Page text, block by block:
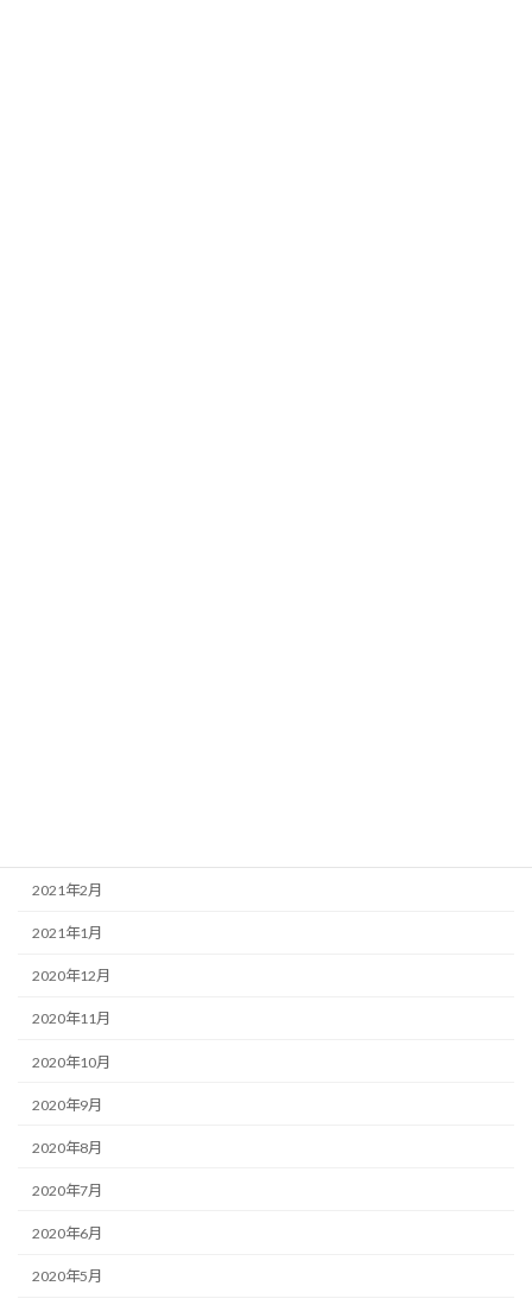
2021年2月
2021年1月
2020年12月
2020年11月
2020年10月
2020年9月
2020年8月
2020年7月
2020年6月
2020年5月